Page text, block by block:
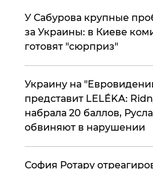
У Сабурова крупные
за Украины: в Киеве
готовят "сюрприз"
Украину на
представит LELÉKA:
набрала 20 баллов,
обвиняют в нарушении
София Ротару